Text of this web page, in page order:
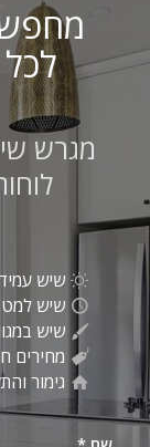
מגרש
שיש
שיש
שיש
מחירים
גימור